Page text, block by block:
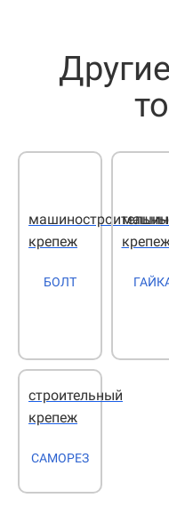
крепеж
БОЛТ
строительный
крепеж
САМОРЕЗ